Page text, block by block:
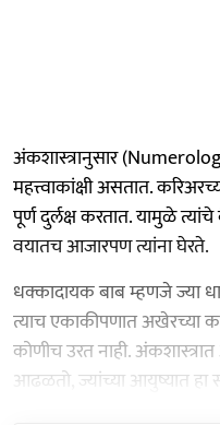
अंकशास्त्रानुसार
महत्त्वाकांक्षी असतात.
पूर्ण दुर्लक्ष करतात. यामुळे
वयातच आजारपण त्यांना घेरते.
धक्कादायक बाब म्हणजे ज्या
त्याच एकाकीपणात अखेरच्या
कोणीच उरत नाही.
आढळतो, ज्यांच्या आयुष्यात हा